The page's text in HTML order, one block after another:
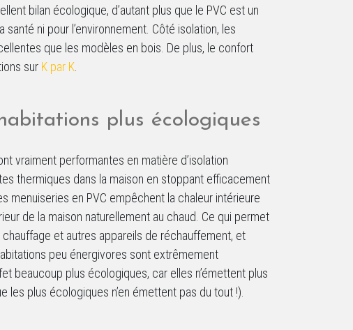
bilan écologique, d’autant plus que le PVC est un
ni pour l’environnement. Côté isolation, les
que les modèles en bois. De plus, le confort
sur K par K.
plus écologiques
vraiment performantes en matière d’isolation
thermiques dans la maison en stoppant efficacement
menuiseries en PVC empêchent la chaleur intérieure
de la maison naturellement au chaud. Ce qui permet
et autres appareils de réchauffement, et
peu énergivores sont extrêmement
beaucoup plus écologiques, car elles n’émettent plus
les plus écologiques n’en émettent pas du tout !).